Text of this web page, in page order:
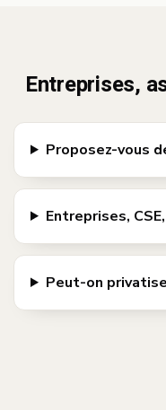
Entreprises,
Proposez-vous
Entreprises,
Peut-on